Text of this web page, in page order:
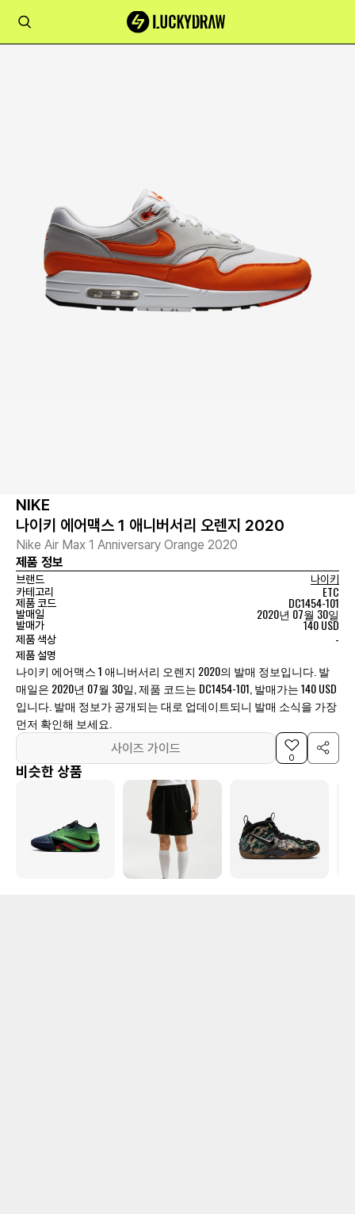
NIKE
나이키 에어맥스 1 애니버서리 오렌지 2020
Nike Air Max 1 Anniversary Orange 2020
제품 정보
브랜드
나이키
카테고리
ETC
제품 코드 DC1454-101
발매일 2020년 07월 30일
발매가 140 USD
제품 색상 -
제품 설명
나이키 에어맥스 1 애니버서리 오렌지 2020의 발매 정보입니다. 발
매일은 2020년 07월 30일, 제품 코드는 DC1454-101, 발매가는 140 USD
입니다. 발매 정보가 공개되는 대로 업데이트되니 발매 소식을 가장
먼저 확인해 보세요.
사이즈 가이드
0
비슷한 상품